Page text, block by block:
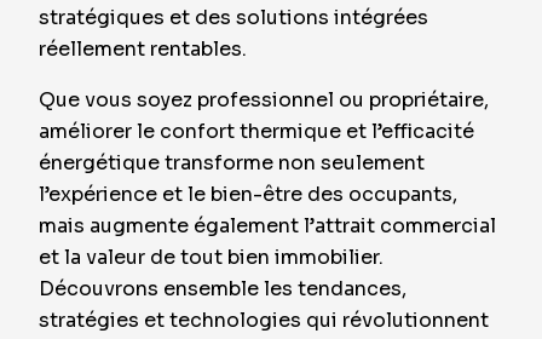
stratégiques et des solutions intégrées
réellement rentables.
Que vous soyez professionnel ou propriétaire,
améliorer le confort thermique et l’efficacité
énergétique transforme non seulement
l’expérience et le bien-être des occupants,
mais augmente également l’attrait commercial
et la valeur de tout bien immobilier.
Découvrons ensemble les tendances,
stratégies et technologies qui révolutionnent